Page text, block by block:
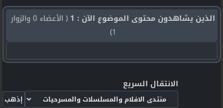
الذين يشاهدون محتوى الموضوع الآن : 1
( الأعضاء 0 والزوار
1)
الانتقال السريع